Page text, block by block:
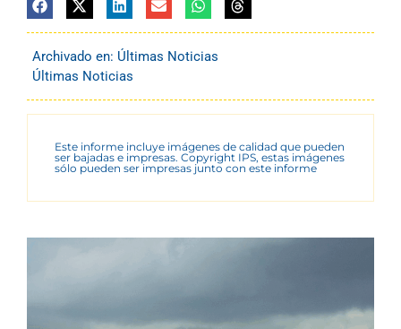
Archivado en: Últimas Noticias
Últimas Noticias
Este informe incluye imágenes de calidad que pueden
ser bajadas e impresas. Copyright IPS, estas imágenes
sólo pueden ser impresas junto con este informe